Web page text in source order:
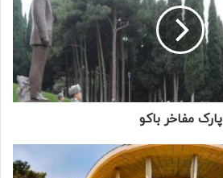
پارک مفاخر باکو